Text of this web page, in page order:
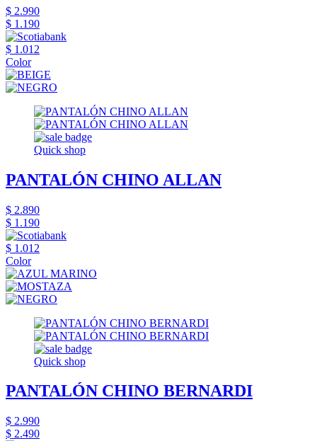
$ 2.990
$ 1.190
$ 1.012
Color
Quick shop
PANTALÓN CHINO ALLAN
$ 2.890
$ 1.190
$ 1.012
Color
Quick shop
PANTALÓN CHINO BERNARDI
$ 2.990
$ 2.490